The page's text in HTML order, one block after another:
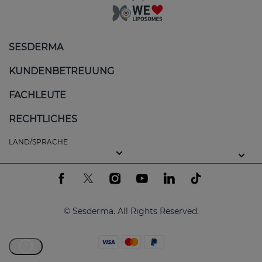
SESDERMA
KUNDENBETREUUNG
FACHLEUTE
RECHTLICHES
LAND/SPRACHE
© Sesderma. All Rights Reserved.